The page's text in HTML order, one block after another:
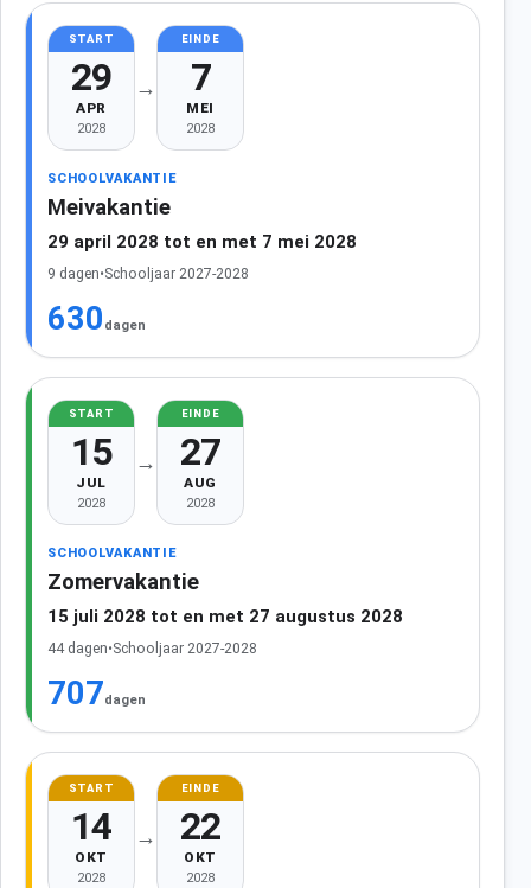
START
29
APR
2028
→
EINDE
7
MEI
2028
SCHOOLVAKANTIE
Meivakantie
29 april 2028 tot en met 7 mei 2028
9 dagen•Schooljaar 2027-2028
630 dagen
START
15
JUL
2028
→
EINDE
27
AUG
2028
SCHOOLVAKANTIE
Zomervakantie
15 juli 2028 tot en met 27 augustus 2028
44 dagen•Schooljaar 2027-2028
707dagen
START
14
OKT
2028
→
EINDE
22
OKT
2028